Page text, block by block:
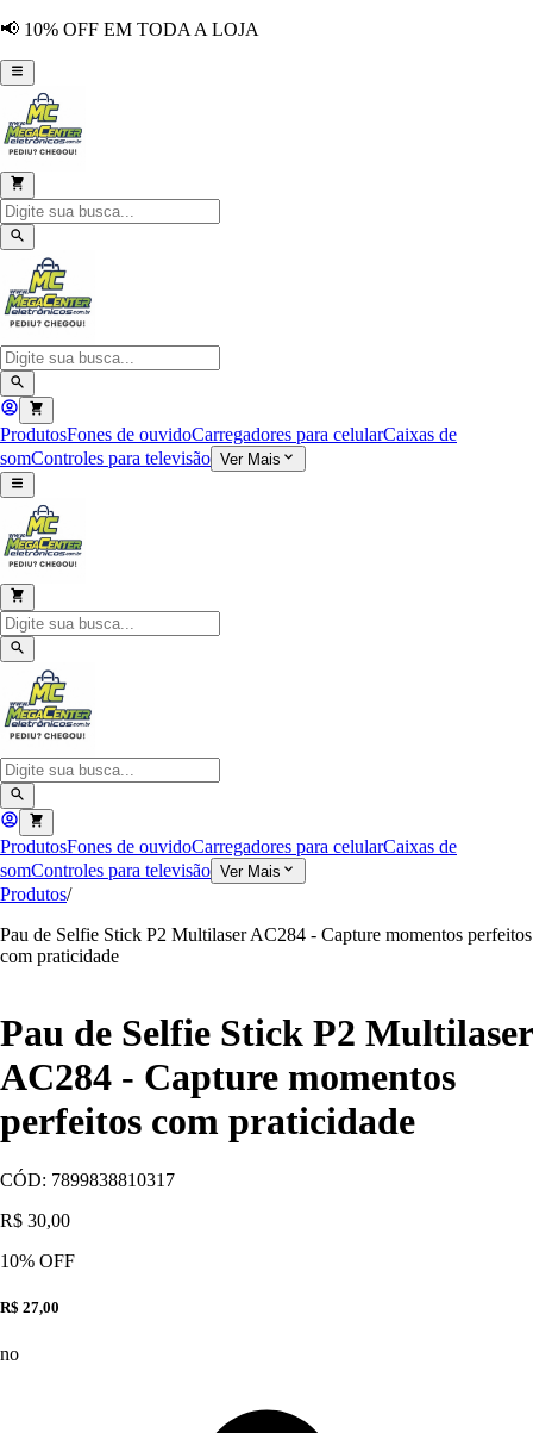
📢 10% OFF EM TODA A LOJA
ProdutosFones de ouvidoCarregadores para celularCaixas de
somControles para televisão Ver Mais
ProdutosFones de ouvidoCarregadores para celularCaixas de
somControles para televisão Ver Mais
Produtos/
Pau de Selfie Stick P2 Multilaser AC284 - Capture momentos perfeitos
com praticidade
Pau de Selfie Stick P2 Multilaser
AC284 - Capture momentos
perfeitos com praticidade
CÓD: 7899838810317
R$ 30,00
10% OFF
R$ 27,00
no